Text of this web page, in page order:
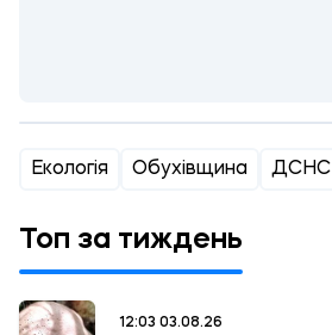
Екологія Обухівщина ДСНС
Топ за тиждень
12:03 03.08.26